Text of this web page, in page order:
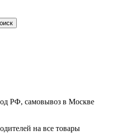
РФ, самовывоз в Москве
на все товары